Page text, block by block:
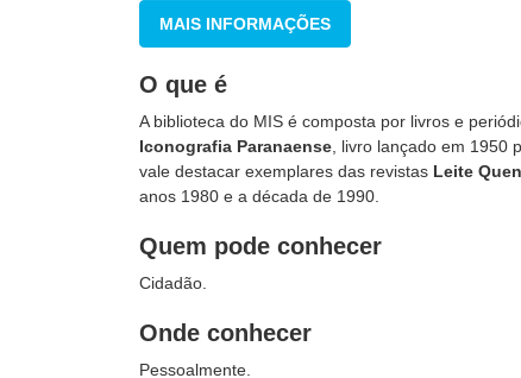
MAIS INFORMAÇÕES
O que é
A biblioteca do MIS é composta por livros e
Iconografia Paranaense , livro lançado em 1950
vale destacar exemplares das revistas Leite
anos 1980 e a década de 1990.
Quem pode conhecer
Cidadão.
Onde conhecer
Pessoalmente.